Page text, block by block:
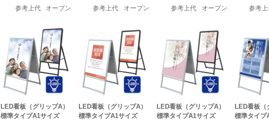
参考上代
オープン
参考上代
オープン
参考上代
オープン
参考
LED看板（グリップA）
標準タイプA1サイズ
LED看板（グリップA）
標準タイプA1サイズ
LED看板（グリップA）
標準タイプA1サイズ
LED看板（
標準タイプ